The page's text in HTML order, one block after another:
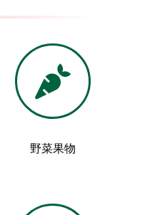
野菜果物